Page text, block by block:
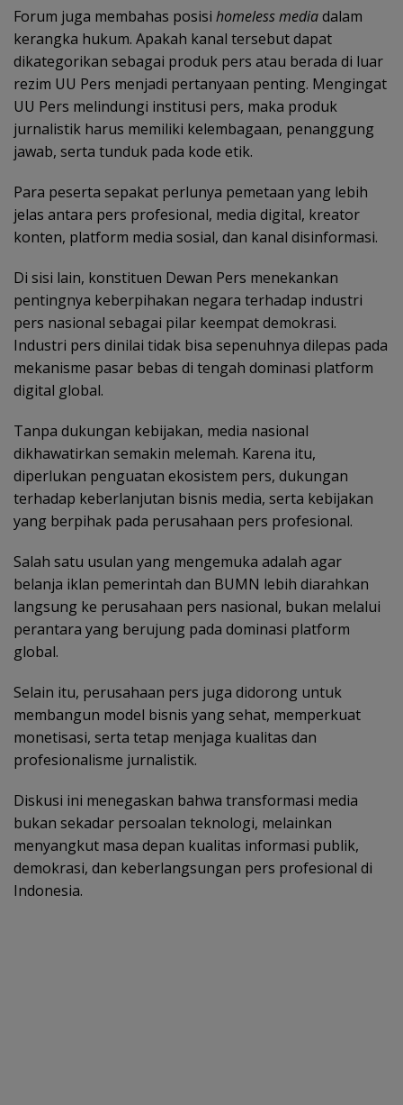
Forum juga membahas posisi homeless mediadalam
kerangka hukum. Apakah kanal tersebut dapat
dikategorikan sebagai produk pers atau berada di luar
rezim UU Pers menjadi pertanyaan penting. Mengingat
UU Pers melindungi institusi pers, maka produk
jurnalistik harus memiliki kelembagaan, penanggung
jawab, serta tunduk pada kode etik.
Para peserta sepakat perlunya pemetaan yang lebih
jelas antara pers profesional, media digital, kreator
konten, platform media sosial, dan kanal disinformasi.
Di sisi lain, konstituen Dewan Pers menekankan
pentingnya keberpihakan negara terhadap industri
pers nasional sebagai pilar keempat demokrasi.
Industri pers dinilai tidak bisa sepenuhnya dilepas pada
mekanisme pasar bebas di tengah dominasi platform
digital global.
Tanpa dukungan kebijakan, media nasional
dikhawatirkan semakin melemah. Karena itu,
diperlukan penguatan ekosistem pers, dukungan
terhadap keberlanjutan bisnis media, serta kebijakan
yang berpihak pada perusahaan pers profesional.
Salah satu usulan yang mengemuka adalah agar
belanja iklan pemerintah dan BUMN lebih diarahkan
langsung ke perusahaan pers nasional, bukan melalui
perantara yang berujung pada dominasi platform
global.
Selain itu, perusahaan pers juga didorong untuk
membangun model bisnis yang sehat, memperkuat
monetisasi, serta tetap menjaga kualitas dan
profesionalisme jurnalistik.
Diskusi ini menegaskan bahwa transformasi media
bukan sekadar persoalan teknologi, melainkan
menyangkut masa depan kualitas informasi publik,
demokrasi, dan keberlangsungan pers profesional di
Indonesia.